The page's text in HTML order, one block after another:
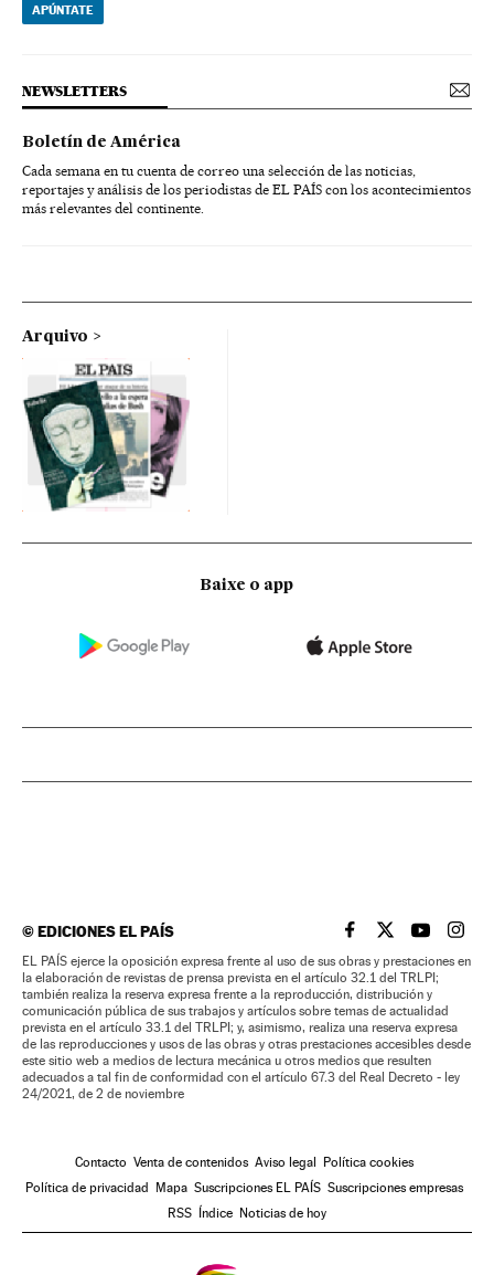
APÚNTATE
NEWSLETTERS
Boletín de América
Cada semana en tu cuenta de correo una selección de las noticias,
reportajes y análisis de los periodistas de EL PAÍS con los acontecimientos
más relevantes del continente.
Arquivo
Baixe o app
©EDICIONES EL PAÍS EL PAÍS BRASIL EN
EL PAÍSEL PAÍS
EL
EL PAÍS ejerce la oposición expresa frente al uso de sus obras y prestaciones en
la elaboración de revistas de prensa prevista en el artículo 32.1 del TRLPI;
también realiza la reserva expresa frente a la reproducción, distribución y
comunicación pública de sus trabajos y artículos sobre temas de actualidad
prevista en el artículo 33.1 del TRLPI; y, asimismo, realiza una reserva expresa
de las reproducciones y usos de las obras y otras prestaciones accesibles desde
este sitio web a medios de lectura mecánica u otros medios que resulten
adecuados a tal fin de conformidad con el artículo 67.3 del Real Decreto - ley
24/2021, de 2 de noviembre
Contacto Venta de contenidos Aviso legal
Política cookies
Política de privacidad
Mapa Suscripciones EL PAÍS Suscripciones empresas
RSS
Índice Noticias de hoy